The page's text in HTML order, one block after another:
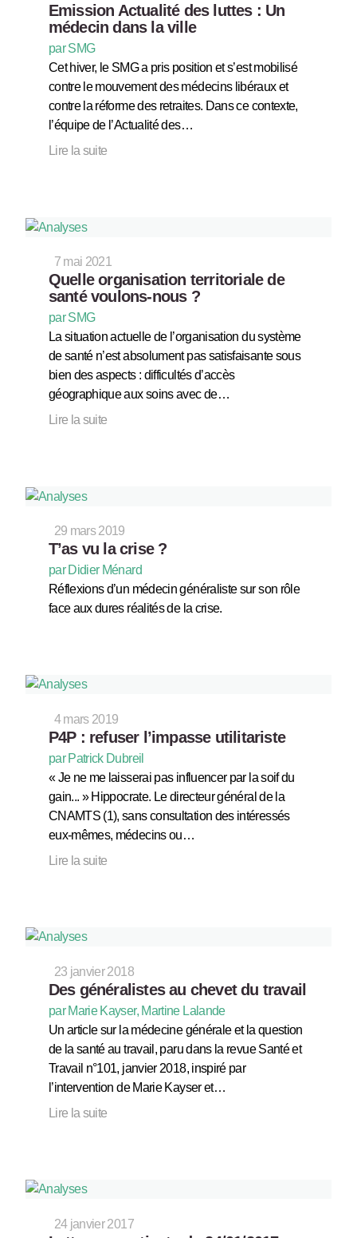
Emission Actualité des luttes : Un
médecin dans la ville
par SMG
Cet hiver, le SMG a pris position et s’est mobilisé
contre le mouvement des médecins libéraux et
contre la réforme des retraites. Dans ce contexte,
l’équipe de l’Actualité des…
Lire la suite
7 mai 2021
Quelle organisation territoriale de
santé voulons-nous ?
par SMG
La situation actuelle de l’organisation du système
de santé n’est absolument pas satisfaisante sous
bien des aspects : difficultés d’accès
géographique aux soins avec de…
Lire la suite
29 mars 2019
T’as vu la crise ?
par Didier Ménard
Réflexions d’un médecin généraliste sur son rôle
face aux dures réalités de la crise.
4 mars 2019
P4P : refuser l’impasse utilitariste
par Patrick Dubreil
« Je ne me laisserai pas influencer par la soif du
gain... » Hippocrate. Le directeur général de la
CNAMTS (1), sans consultation des intéressés
eux-mêmes, médecins ou…
Lire la suite
23 janvier 2018
Des généralistes au chevet du travail
par Marie Kayser, Martine Lalande
Un article sur la médecine générale et la question
de la santé au travail, paru dans la revue Santé et
Travail n°101, janvier 2018, inspiré par
l’intervention de Marie Kayser et…
Lire la suite
24 janvier 2017